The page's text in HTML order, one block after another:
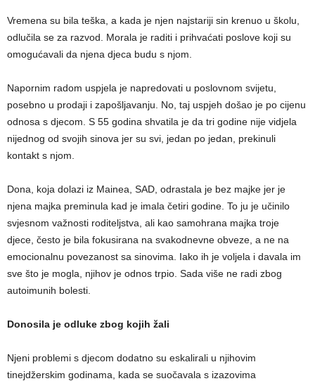
Vremena su bila teška, a kada je njen najstariji sin krenuo u školu,
odlučila se za razvod. Morala je raditi i prihvaćati poslove koji su
omogućavali da njena djeca budu s njom.
Napornim radom uspjela je napredovati u poslovnom svijetu,
posebno u prodaji i zapošljavanju. No, taj uspjeh došao je po cijenu
odnosa s djecom. S 55 godina shvatila je da tri godine nije vidjela
nijednog od svojih sinova jer su svi, jedan po jedan, prekinuli
kontakt s njom.
Dona, koja dolazi iz Mainea, SAD, odrastala je bez majke jer je
njena majka preminula kad je imala četiri godine. To ju je učinilo
svjesnom važnosti roditeljstva, ali kao samohrana majka troje
djece, često je bila fokusirana na svakodnevne obveze, a ne na
emocionalnu povezanost sa sinovima. Iako ih je voljela i davala im
sve što je mogla, njihov je odnos trpio. Sada više ne radi zbog
autoimunih bolesti.
Donosila je odluke zbog kojih žali
Njeni problemi s djecom dodatno su eskalirali u njihovim
tinejdžerskim godinama, kada se suočavala s izazovima